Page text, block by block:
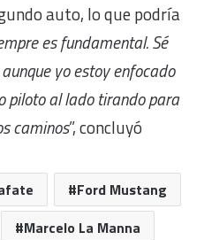
auto, lo que podría
es fundamental. Sé
yo estoy enfocado
piloto al lado tirando para
caminos”, concluyó
Ford Mustang
Marcelo La Manna